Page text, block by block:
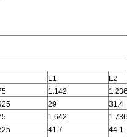
L1
L2
1.142
1.236
29
31.4
1.642
1.736
41.7
44.1